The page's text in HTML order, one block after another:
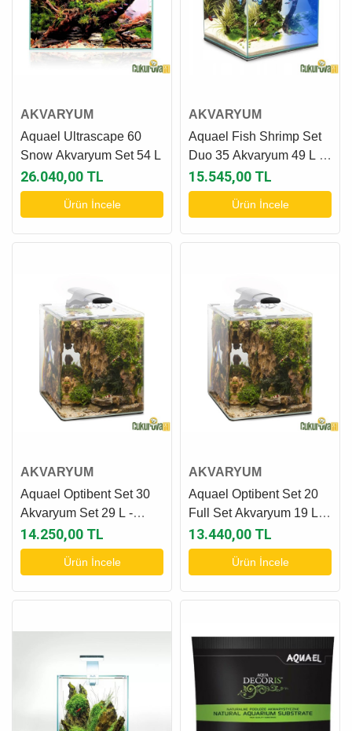
AKVARYUM
Aquael Ultrascape 60
Snow Akvaryum Set 54 L
26.040,00 TL
Ürün İncele
AKVARYUM
Aquael Fish Shrimp Set
Duo 35 Akvaryum 49 L -
Siyah
15.545,00 TL
Ürün İncele
AKVARYUM
Aquael Optibent Set 30
Akvaryum Set 29 L -
Beyaz
14.250,00 TL
Ürün İncele
AKVARYUM
Aquael Optibent Set 20
Full Set Akvaryum 19 L -
Beyaz
13.440,00 TL
Ürün İncele